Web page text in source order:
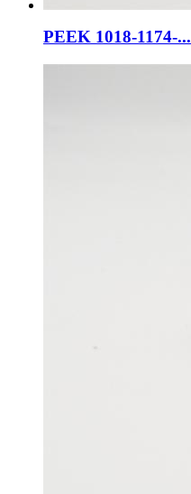
PEEK 1018-1174-...